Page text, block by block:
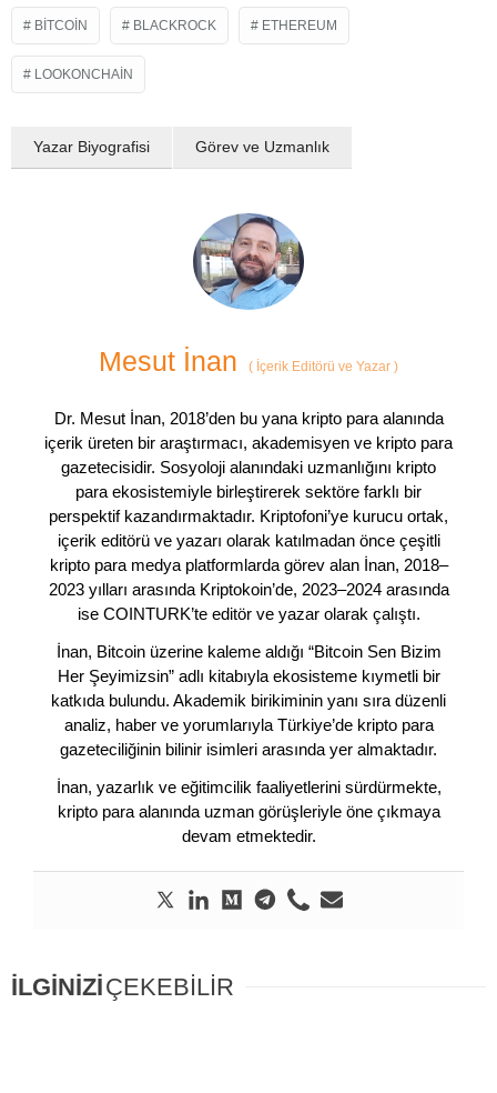
BITCOIN BLACKROCK ETHEREUM
LOOKONCHAIN
Yazar Biyografisi Görev ve Uzmanlık
Mesut İnan ( İçerik Editörü ve Yazar )
Dr. Mesut İnan, 2018’den bu yana kripto para alanında
içerik üreten bir araştırmacı, akademisyen ve kripto para
gazetecisidir. Sosyoloji alanındaki uzmanlığını kripto
para ekosistemiyle birleştirerek sektöre farklı bir
perspektif kazandırmaktadır. Kriptofoni’ye kurucu ortak,
içerik editörü ve yazarı olarak katılmadan önce çeşitli
kripto para medya platformlarda görev alan İnan, 2018–
2023 yılları arasında Kriptokoin’de, 2023–2024 arasında
ise COINTURK’te editör ve yazar olarak çalıştı.
İnan, Bitcoin üzerine kaleme aldığı “Bitcoin Sen Bizim
Her Şeyimizsin” adlı kitabıyla ekosisteme kıymetli bir
katkıda bulundu. Akademik birikiminin yanı sıra düzenli
analiz, haber ve yorumlarıyla Türkiye’de kripto para
gazeteciliğinin bilinir isimleri arasında yer almaktadır.
İnan, yazarlık ve eğitimcilik faaliyetlerini sürdürmekte,
kripto para alanında uzman görüşleriyle öne çıkmaya
devam etmektedir.
İLGİNİZİÇEKEBİLİR